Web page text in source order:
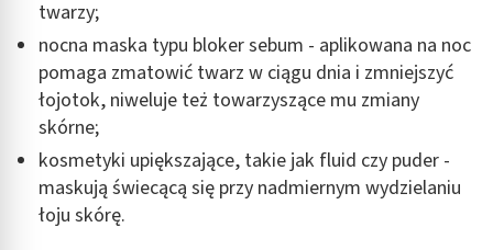
twarzy;
nocna maska typu bloker sebum - aplikowana na noc
pomaga zmatowić twarz w ciągu dnia i zmniejszyć
łojotok, niweluje też towarzyszące mu zmiany
skórne;
kosmetyki upiększające, takie jak fluid czy puder -
maskują świecącą się przy nadmiernym wydzielaniu
łoju skórę.